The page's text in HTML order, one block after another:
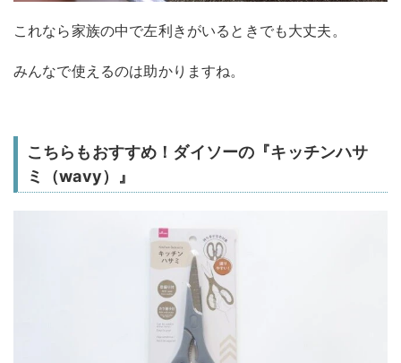
これなら家族の中で左利きがいるときでも大丈夫。
みんなで使えるのは助かりますね。
こちらもおすすめ！ダイソーの『キッチンハサ
ミ（wavy）』